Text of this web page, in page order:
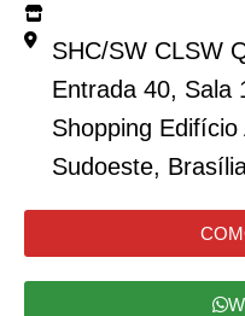
SHC/SW CLSW
Entrada 40, Sala
Shopping
Sudoeste,